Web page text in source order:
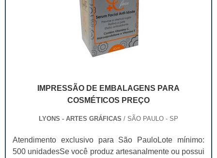
IMPRESSÃO DE EMBALAGENS PARA
COSMÉTICOS PREÇO
LYONS - ARTES GRÁFICAS / SÃO PAULO - SP
Atendimento exclusivo para São PauloLote mínimo:
500 unidadesSe você produz artesanalmente ou possui